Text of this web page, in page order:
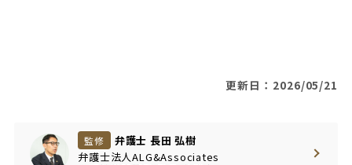
更新日：2026/05/21
監修
弁護士 長田 弘樹
弁護士法人ALG&Associates